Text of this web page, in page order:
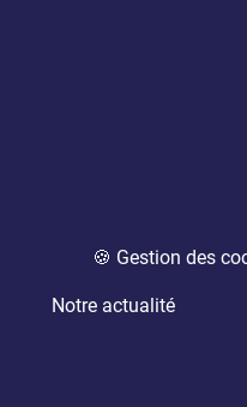
🍪 Gestion des
Notre actualité